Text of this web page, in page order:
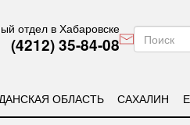
отдел в Хабаровске
(4212) 35-84-08
ОБЛАСТЬ САХАЛИН